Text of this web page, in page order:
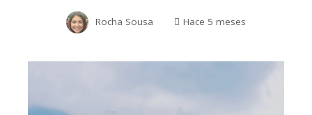
Rocha Sousa Hace 5 meses